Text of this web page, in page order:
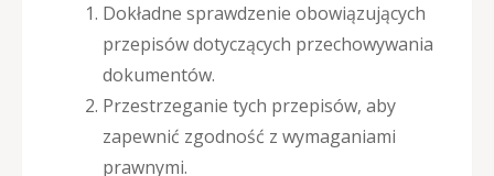
Dokładne sprawdzenie obowiązujących
przepisów dotyczących przechowywania
dokumentów.
Przestrzeganie tych przepisów, aby
zapewnić zgodność z wymaganiami
prawnymi.